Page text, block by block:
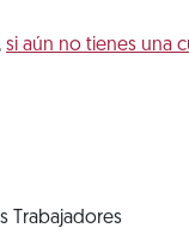
si aún no tienes una
Trabajadores